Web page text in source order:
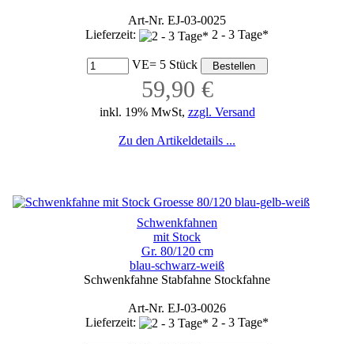
Art-Nr. EJ-03-0025
Lieferzeit:
2 - 3 Tage*
VE= 5 Stück
59,90 €
inkl. 19% MwSt, zzgl. Versand
Zu den Artikeldetails ...
Schwenkfahnen
mit Stock
Gr. 80/120 cm
blau-schwarz-weiß
Schwenkfahne Stabfahne Stockfahne
Art-Nr. EJ-03-0026
Lieferzeit:
2 - 3 Tage*